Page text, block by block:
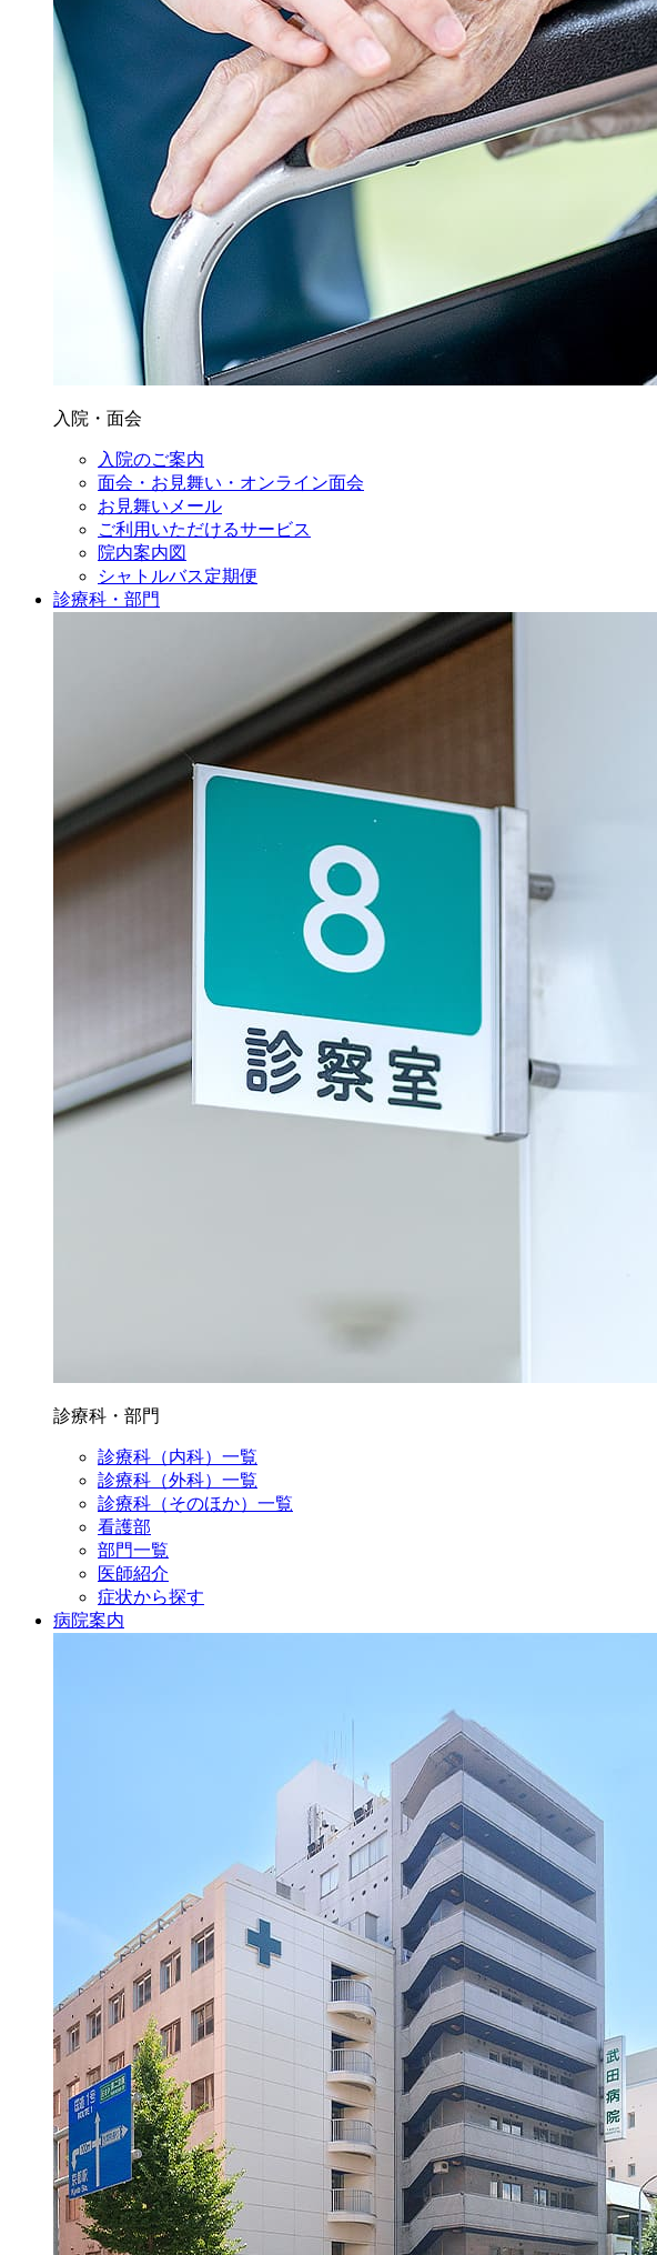
入院・面会
入院のご案内
面会・お見舞い・オンライン面会
お見舞いメール
ご利用いただけるサービス
院内案内図
シャトルバス定期便
診療科・部門
診療科・部門
診療科（内科）一覧
診療科（外科）一覧
診療科（そのほか）一覧
看護部
部門一覧
医師紹介
症状から探す
病院案内